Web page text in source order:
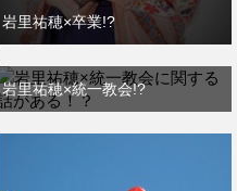
岩里祐穂×卒業!?
岩里祐穂×統一教会!?